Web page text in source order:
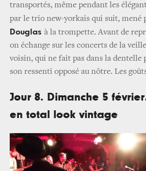
transportés, même pendant les
par le trio new-yorkais qui suit, mené
Douglas à la trompette. Avant de
on échange sur les concerts de la
voisin, qui ne fait pas dans la dentelle
son ressenti opposé au nôtre. Les
Jour 8. Dimanche 5
en total look vintage